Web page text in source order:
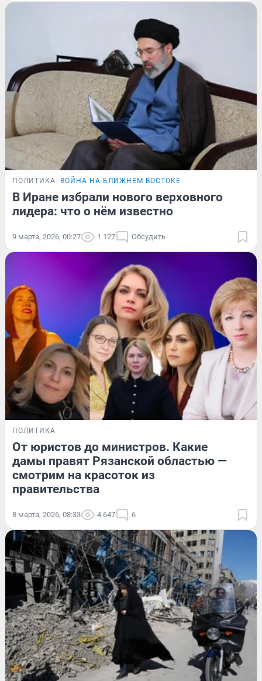
ПОЛИТИКА ВОЙНА НА БЛИЖНЕМ ВОСТОКЕ
В Иране избрали нового верховного
лидера: что о нём известно
9 марта, 2026, 00:27 1 127 Обсудить
ПОЛИТИКА
От юристов до министров. Какие
дамы правят Рязанской областью —
смотрим на красоток из
правительства
8 марта, 2026, 08:33 4 647 6